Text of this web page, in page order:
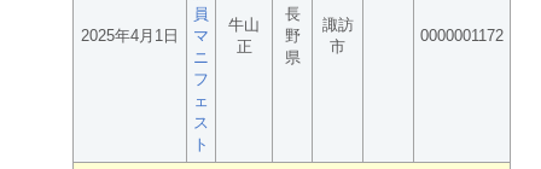
2025年4月1日
員
マ
ニ
フ
ェ
ス
ト
牛山
正
長
野
県
諏訪
市
0000001172